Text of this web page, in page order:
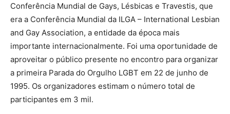
Conferência Mundial de Gays, Lésbicas e Travestis, que
era a Conferência Mundial da ILGA – International Lesbian
and Gay Association, a entidade da época mais
importante internacionalmente. Foi uma oportunidade de
aproveitar o público presente no encontro para organizar
a primeira Parada do Orgulho LGBT em 22 de junho de
1995. Os organizadores estimam o número total de
participantes em 3 mil.